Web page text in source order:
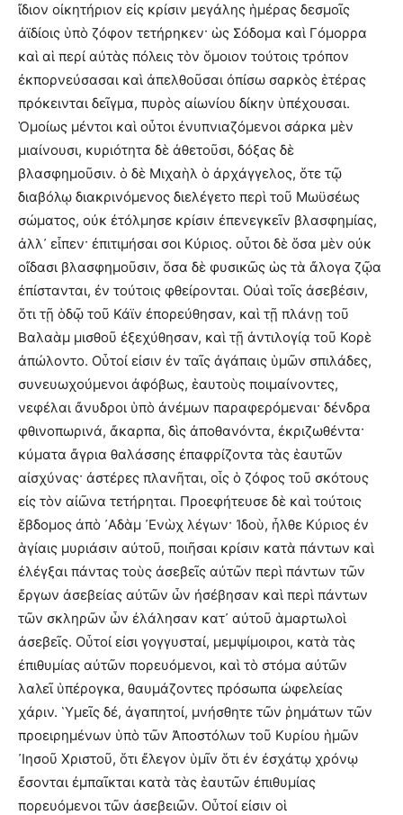
ἴδιον οἰκητήριον εἰς κρίσιν μεγάλης ἡμέρας δεσμοῖς
ἀϊδίοις ὑπὸ ζόφον τετήρηκεν· ὡς Σόδομα καὶ Γόμορρα
καὶ αἱ περί αὐτὰς πόλεις τὸν ὅμοιον τούτοις τρόπον
ἐκπορνεύσασαι καὶ ἀπελθοῦσαι ὀπίσω σαρκὸς ἑτέρας
πρόκεινται δεῖγμα, πυρὸς αἰωνίου δίκην ὑπέχουσαι.
Ὁμοίως μέντοι καὶ οὗτοι ἐνυπνιαζόμενοι σάρκα μὲν
μιαίνουσι, κυριότητα δὲ ἀθετοῦσι, δόξας δὲ
βλασφημοῦσιν. ὁ δὲ Μιχαὴλ ὁ ἀρχάγγελος, ὅτε τῷ
διαβόλῳ διακρινόμενος διελέγετο περὶ τοῦ Μωϋσέως
σώματος, οὐκ ἐτόλμησε κρίσιν ἐπενεγκεῖν βλασφημίας,
ἀλλ᾽ εἶπεν· ἐπιτιμήσαι σοι Κύριος. οὗτοι δὲ ὅσα μὲν οὐκ
οἴδασι βλασφημοῦσιν, ὅσα δὲ φυσικῶς ὡς τὰ ἄλογα ζῷα
ἐπίστανται, ἐν τούτοις φθείρονται. Οὐαὶ τοῖς ἀσεβἐσιν,
ὅτι τῇ ὁδῷ τοῦ Κάϊν ἐπορεύθησαν, καὶ τῇ πλάνῃ τοῦ
Βαλαὰμ μισθοῦ ἐξεχύθησαν, καὶ τῇ ἀντιλογίᾳ τοῦ Κορὲ
ἀπώλοντο. Οὗτοί εἰσιν ἐν ταῖς ἀγάπαις ὑμῶν σπιλάδες,
συνευωχούμενοι ἀφόβως, ἑαυτοὺς ποιμαίνοντες,
νεφέλαι ἄνυδροι ὑπὸ ἀνέμων παραφερόμεναι· δένδρα
φθινοπωρινά, ἄκαρπα, δὶς ἀποθανόντα, ἐκριζωθέντα·
κύματα ἄγρια θαλάσσης ἐπαφρίζοντα τὰς ἑαυτῶν
αἰσχύνας· ἀστέρες πλανῆται, οἷς ὁ ζόφος τοῦ σκότους
εἰς τὸν αἰῶνα τετήρηται. Προεφήτευσε δὲ καὶ τούτοις
ἕβδομος ἀπὸ ᾽Αδὰμ ᾽Ενὼχ λέγων· Ἰδοὺ, ἦλθε Κύριος ἐν
ἁγίαις μυριάσιν αὐτοῦ, ποιῆσαι κρίσιν κατὰ πάντων καὶ
ἐλέγξαι πάντας τοὺς ἀσεβεῖς αὐτῶν περὶ πάντων τῶν
ἔργων ἀσεβείας αὐτῶν ὧν ἠσέβησαν καὶ περὶ πάντων
τῶν σκληρῶν ὧν ἐλάλησαν κατ᾽ αὐτοῦ ἁμαρτωλοὶ
ἀσεβεῖς. Οὗτοί εἰσι γογγυσταί, μεμψίμοιροι, κατὰ τὰς
ἐπιθυμίας αὐτῶν πορευόμενοι, καὶ τὸ στόμα αὐτῶν
λαλεῖ ὑπέρογκα, θαυμάζοντες πρόσωπα ὠφελείας
χάριν. ῾Υμεῖς δέ, ἀγαπητοί, μνήσθητε τῶν ῥημάτων τῶν
προειρημένων ὑπὸ τῶν Ἀποστόλων τοῦ Κυρίου ἡμῶν
᾽Ιησοῦ Χριστοῦ, ὅτι ἔλεγον ὑμῖν ὅτι ἐν ἐσχάτῳ χρόνῳ
ἔσονται ἐμπαῖκται κατὰ τὰς ἑαυτῶν ἐπιθυμίας
πορευόμενοι τῶν ἀσεβειῶν. Οὗτοί εἰσιν οἱ